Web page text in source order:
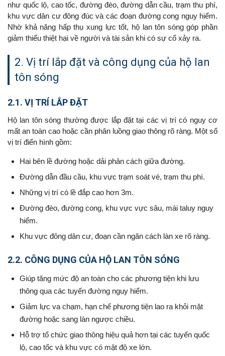
như quốc lộ, cao tốc, đường đèo, đường dẫn cầu, trạm thu phí,
khu vực dân cư đông đúc và các đoạn đường cong nguy hiểm.
Nhờ khả năng hấp thụ xung lực tốt, hộ lan tôn sóng góp phần
giảm thiểu thiệt hại về người và tài sản khi có sự cố xảy ra.
2. Vị trí lắp đặt và công dụng của hộ lan
tôn sóng
2.1. VỊ TRÍ LẮP ĐẶT
Hộ lan tôn sóng thường được lắp đặt tại các vị trí có nguy cơ
mất an toàn cao hoặc cần phân luồng giao thông rõ ràng. Một số
vị trí điển hình gồm:
Hai bên lề đường hoặc dải phân cách giữa đường.
Đường dẫn đầu cầu, khu vực trạm soát vé, trạm thu phí.
Những vị trí có lề đắp cao hơn 3m.
Đường đèo, đường cong, khu vực vực sâu, mái taluy nguy
hiểm.
Khu vực đông dân cư, đoạn cần ngăn cách làn xe rõ ràng.
2.2. CÔNG DỤNG CỦA HỘ LAN TÔN SÓNG
Giúp tăng mức độ an toàn cho các phương tiện khi lưu
thông qua các tuyến đường nguy hiểm.
Giảm lực va chạm, hạn chế phương tiện lao ra khỏi mặt
đường hoặc sang làn ngược chiều.
Hỗ trợ tổ chức giao thông hiệu quả hơn tại các tuyến quốc
lộ, cao tốc và khu vực có mật độ xe lớn.